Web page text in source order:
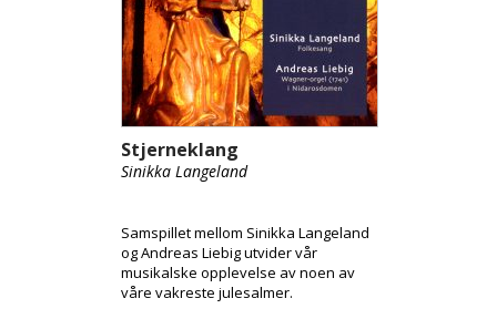
Stjerneklang
Sinikka Langeland
Samspillet mellom Sinikka Langeland
og Andreas Liebig utvider vår
musikalske opplevelse av noen av
våre vakreste julesalmer.